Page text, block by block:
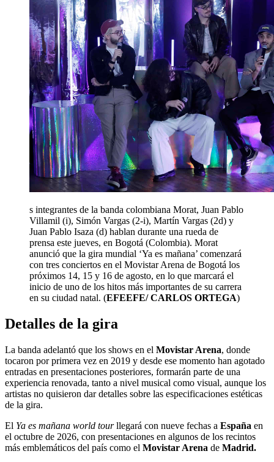
s integrantes de la banda colombiana Morat, Juan Pablo
Villamil (i), Simón Vargas (2-i), Martín Vargas (2d) y
Juan Pablo Isaza (d) hablan durante una rueda de
prensa este jueves, en Bogotá (Colombia). Morat
anunció que la gira mundial ‘Ya es mañana’ comenzará
con tres conciertos en el Movistar Arena de Bogotá los
próximos 14, 15 y 16 de agosto, en lo que marcará el
inicio de uno de los hitos más importantes de su carrera
en su ciudad natal. (EFEEFE/ CARLOS ORTEGA)
Detalles de la gira
La banda adelantó que los shows en el Movistar Arena, donde
tocaron por primera vez en 2019 y desde ese momento han agotado
entradas en presentaciones posteriores, formarán parte de una
experiencia renovada, tanto a nivel musical como visual, aunque los
artistas no quisieron dar detalles sobre las especificaciones estéticas
de la gira.
El Ya es mañana world tourllegará con nueve fechas a España en
el octubre de 2026, con presentaciones en algunos de los recintos
más emblemáticos del país como el Movistar Arena de Madrid.